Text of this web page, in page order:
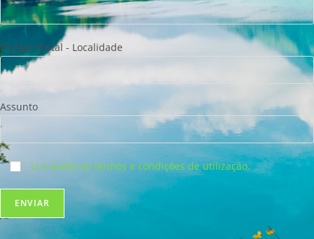
Código Postal - Localidade
Assunto
Li e aceito os termos e condições de utilização.